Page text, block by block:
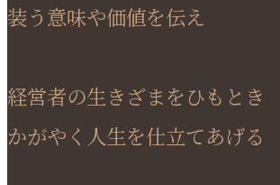
装う意味や価値を伝え
経営者の生きざまをひもとき
かがやく人生を仕立てあげる